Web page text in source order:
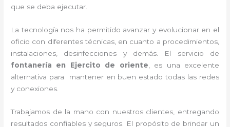
que se deba ejecutar.
La tecnología nos ha permitido avanzar y evolucionar en el
oficio con diferentes técnicas, en cuanto a procedimientos,
instalaciones, desinfecciones y demás. El servicio de
fontanería en Ejercito de oriente , es una excelente
alternativa para mantener en buen estado todas las redes
y conexiones.
Trabajamos de la mano con nuestros clientes, entregando
resultados confiables y seguros. El propósito de brindar un